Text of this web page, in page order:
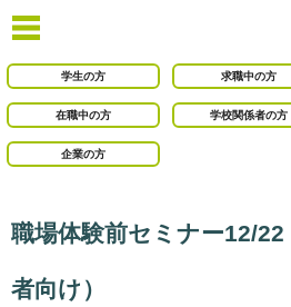
学生の方 求職中の方
在職中の方 学校関係者の方
企業の方
職場体験前セミナー12/
者向け）